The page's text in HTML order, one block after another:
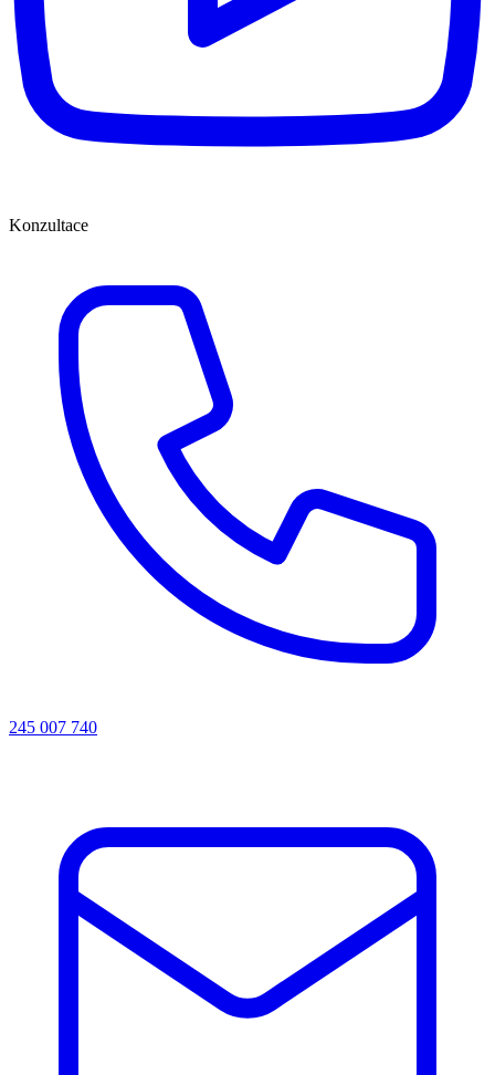
Konzultace
245 007 740